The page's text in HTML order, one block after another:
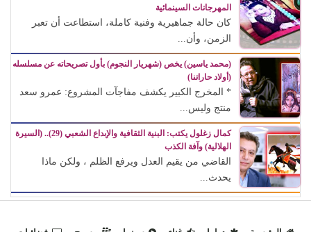
المهرجانات السينمائية
كان حالة جماهيرية وفنية كاملة، استطاعت أن تعبر
الزمن، وأن...
(محمد ياسين) يخص (شهريار النجوم) بأول تصريحاته عن مسلسله
(أولاد حاراتنا)
* المخرج الكبير يكشف مفاجآت المشروع: عمرو سعد
منتج وليس...
كمال زغلول يكتب: البنية الثقافية والإبداع الشعبي (29).. (السيرة
الهلالية) وآفة الكذب
القاضي من يقيم العدل ويرفع الظلم ، ولكن ماذا
يحدث...